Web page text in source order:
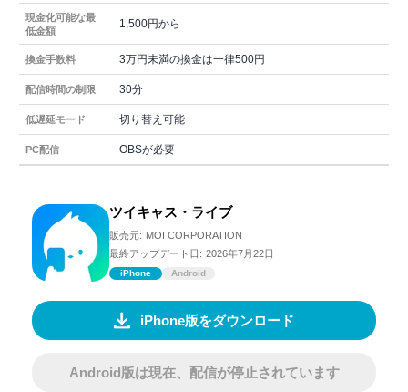
現金化可能な最
低金額
1,500円から
換金手数料 3万円未満の換金は一律500円
配信時間の制限 30分
低遅延モード 切り替え可能
PC配信 OBSが必要
ツイキャス・ライブ
販売元: MOI CORPORATION
最終アップデート日: 2026年7月22日
iPhone Android
iPhone版をダウンロード
Android版は現在、配信が停止されています